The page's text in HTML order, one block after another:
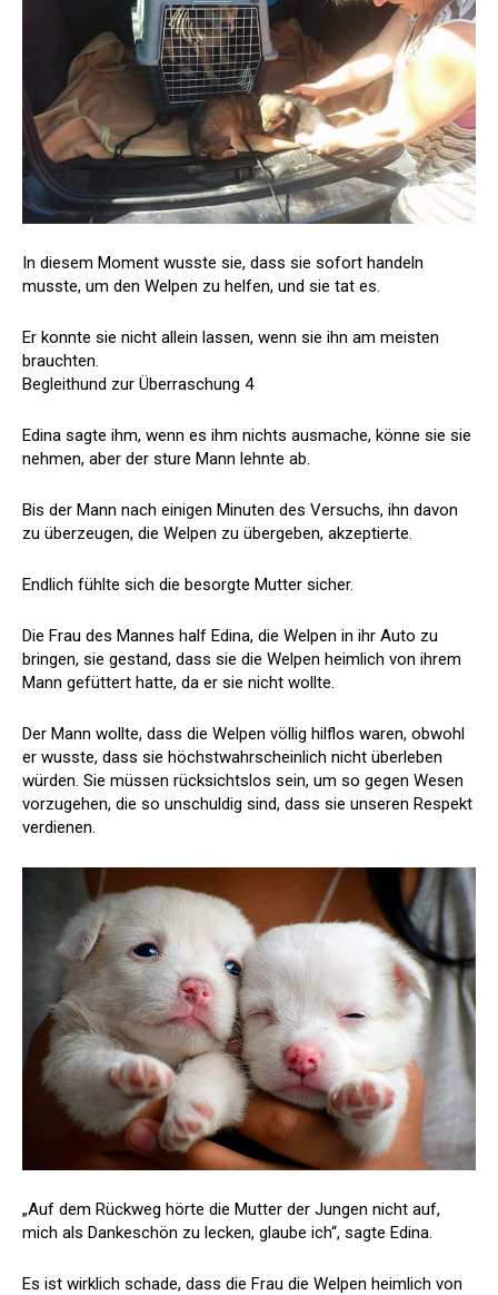
In diesem Moment wusste sie, dass sie sofort handeln
musste, um den Welpen zu helfen, und sie tat es.
Er konnte sie nicht allein lassen, wenn sie ihn am meisten
brauchten.
Begleithund zur Überraschung 4
Edina sagte ihm, wenn es ihm nichts ausmache, könne sie sie
nehmen, aber der sture Mann lehnte ab.
Bis der Mann nach einigen Minuten des Versuchs, ihn davon
zu überzeugen, die Welpen zu übergeben, akzeptierte.
Endlich fühlte sich die besorgte Mutter sicher.
Die Frau des Mannes half Edina, die Welpen in ihr Auto zu
bringen, sie gestand, dass sie die Welpen heimlich von ihrem
Mann gefüttert hatte, da er sie nicht wollte.
Der Mann wollte, dass die Welpen völlig hilflos waren, obwohl
er wusste, dass sie höchstwahrscheinlich nicht überleben
würden. Sie müssen rücksichtslos sein, um so gegen Wesen
vorzugehen, die so unschuldig sind, dass sie unseren Respekt
verdienen.
„Auf dem Rückweg hörte die Mutter der Jungen nicht auf,
mich als Dankeschön zu lecken, glaube ich“, sagte Edina.
Es ist wirklich schade, dass die Frau die Welpen heimlich von